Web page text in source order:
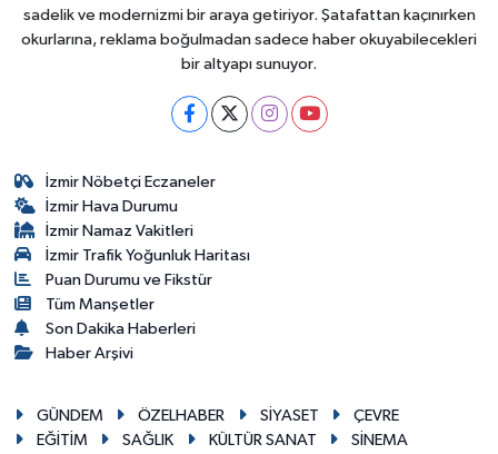
sadelik ve modernizmi bir araya getiriyor. Şatafattan kaçınırken
okurlarına, reklama boğulmadan sadece haber okuyabilecekleri
bir altyapı sunuyor.
İzmir Nöbetçi Eczaneler
İzmir Hava Durumu
İzmir Namaz Vakitleri
İzmir Trafik Yoğunluk Haritası
Puan Durumu ve Fikstür
Tüm Manşetler
Son Dakika Haberleri
Haber Arşivi
GÜNDEM ÖZELHABER SİYASET
ÇEVRE
EĞİTİM
SAĞLIK KÜLTÜR SANAT
SİNEMA